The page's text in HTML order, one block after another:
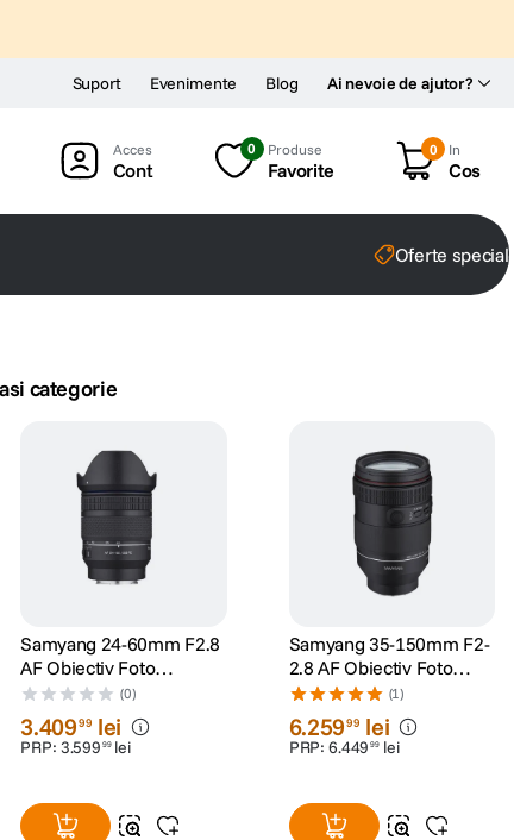
Ai nevoie de ajutor?
Suport Evenimente Blog
Cont
0 Produse
Favorite
0 In
Cos
Oferte
categorie
Samyang 24-60mm F2.8
AF Obiectiv Foto
Mirrorless Montura Sony
E
(0)
3.40999 lei
PRP: 3.599 99 lei
Samyang 35-150mm F2-
2.8 AF Obiectiv Foto
Mirrorless Montura L
(1)
6.25999 lei
PRP: 6.449 99 lei